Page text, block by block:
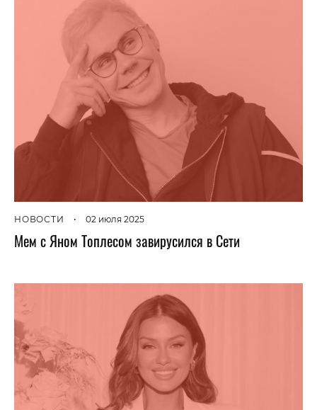
НОВОСТИ • 02 июля 2025
Мем с Яном Топлесом завирусился в Сети